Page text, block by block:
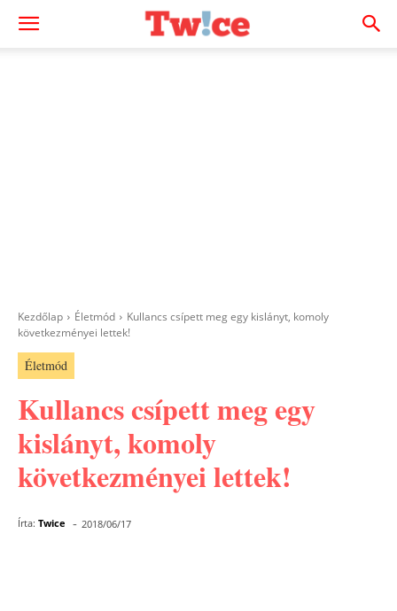
Kezdőlap Életmód
Kullancs csípett meg egy kislányt, komoly
következményei lettek!
Életmód
Kullancs csípett meg egy
kislányt, komoly
következményei lettek!
Írta: Twice - 2018/06/17